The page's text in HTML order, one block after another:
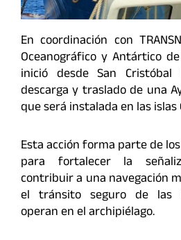
En coordinación con
Oceanográfico y Antártico de
inició desde San
descarga y traslado de una
que será instalada en las islas
Esta acción forma parte de
para fortalecer la
contribuir a una navegación
el tránsito seguro de las
operan en el archipiélago.